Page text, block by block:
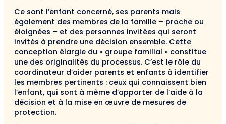
Ce sont l’enfant concerné, ses parents mais
également des membres de la famille – proche ou
éloignées – et des personnes invitées qui seront
invités à prendre une décision ensemble. Cette
conception élargie du « groupe familial » constitue
une des originalités du processus. C’est le rôle du
coordinateur d’aider parents et enfants à identifier
les membres pertinents : ceux qui connaissent bien
l’enfant, qui sont à même d’apporter de l’aide à la
décision et à la mise en œuvre de mesures de
protection.